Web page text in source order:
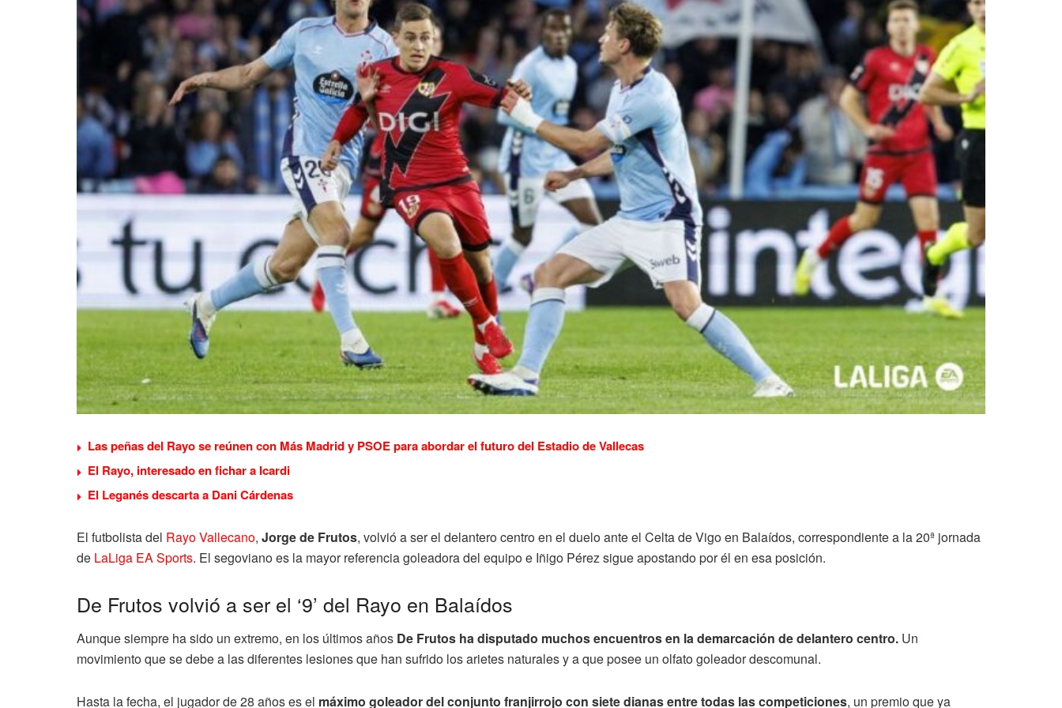
Las peñas del Rayo se reúnen con Más Madrid y PSOE para abordar el futuro del Estadio de Vallecas
El Rayo, interesado en fichar a Icardi
El Leganés descarta a Dani Cárdenas
El futbolista del Rayo Vallecano, Jorge de Frutos, volvió a ser el delantero centro en el duelo ante el Celta de Vigo en Balaídos, correspondiente a la 20ª jornada
de LaLiga EA Sports. El segoviano es la mayor referencia goleadora del equipo e Iñigo Pérez sigue apostando por él en esa posición.
De Frutos volvió a ser el ‘9’ del Rayo en Balaídos
Aunque siempre ha sido un extremo, en los últimos años De Frutos ha disputado muchos encuentros en la demarcación de delantero centro. Un
movimiento que se debe a las diferentes lesiones que han sufrido los arietes naturales y a que posee un olfato goleador descomunal.
Hasta la fecha, el jugador de 28 años es el máximo goleador del conjunto franjirrojo con siete dianas entre todas las competiciones, un premio que ya